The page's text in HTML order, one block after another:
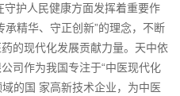
护人民健康方面发挥着重要作
承精华、守正创新”的理念，不断
的现代化发展贡献力量。天中依
司作为我国专注于“中医现代化
的国 家高新技术企业，为中医